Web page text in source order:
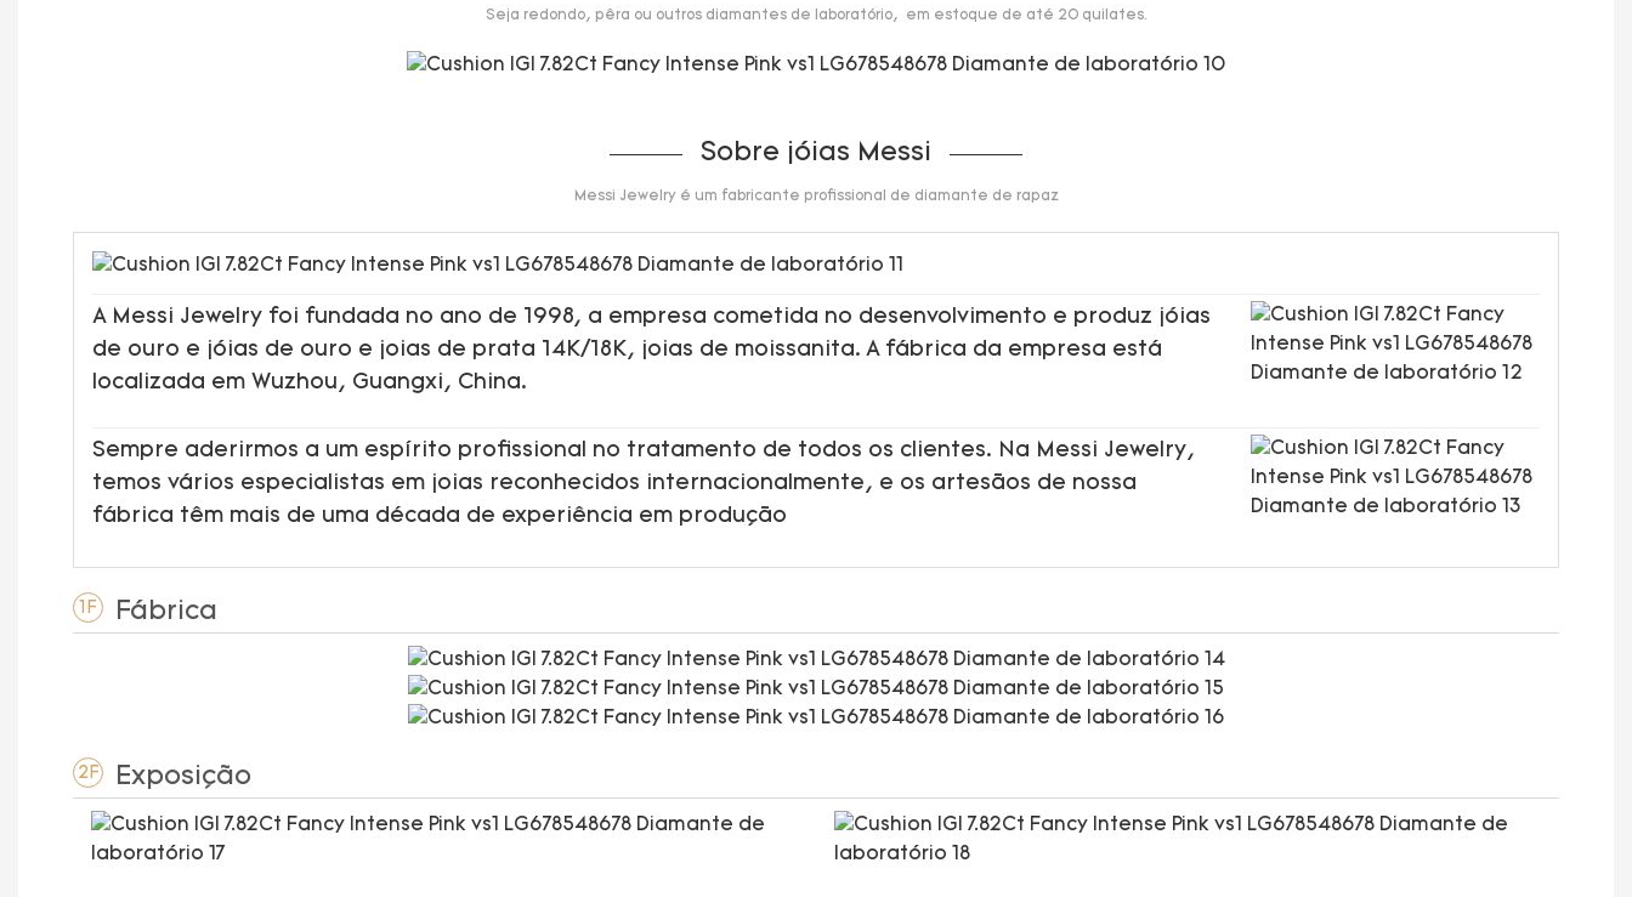
Seja redondo, pêra ou outros diamantes de laboratório, em estoque de até 20 quilates.
Sobre jóias Messi
Messi Jewelry é um fabricante profissional de diamante de rapaz
A Messi Jewelry foi fundada no ano de 1998, a empresa cometida no desenvolvimento e produz jóias
de ouro e jóias de ouro e joias de prata 14K/18K, joias de moissanita. A fábrica da empresa está
localizada em Wuzhou, Guangxi, China.
Sempre aderirmos a um espírito profissional no tratamento de todos os clientes. Na Messi Jewelry,
temos vários especialistas em joias reconhecidos internacionalmente, e os artesãos de nossa
fábrica têm mais de uma década de experiência em produção
1F Fábrica
2F Exposição